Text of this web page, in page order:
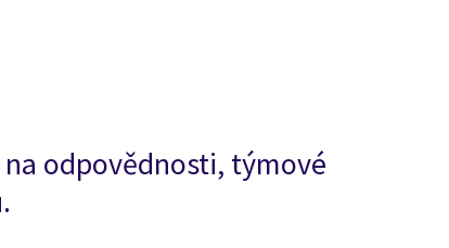
na odpovědnosti, týmové